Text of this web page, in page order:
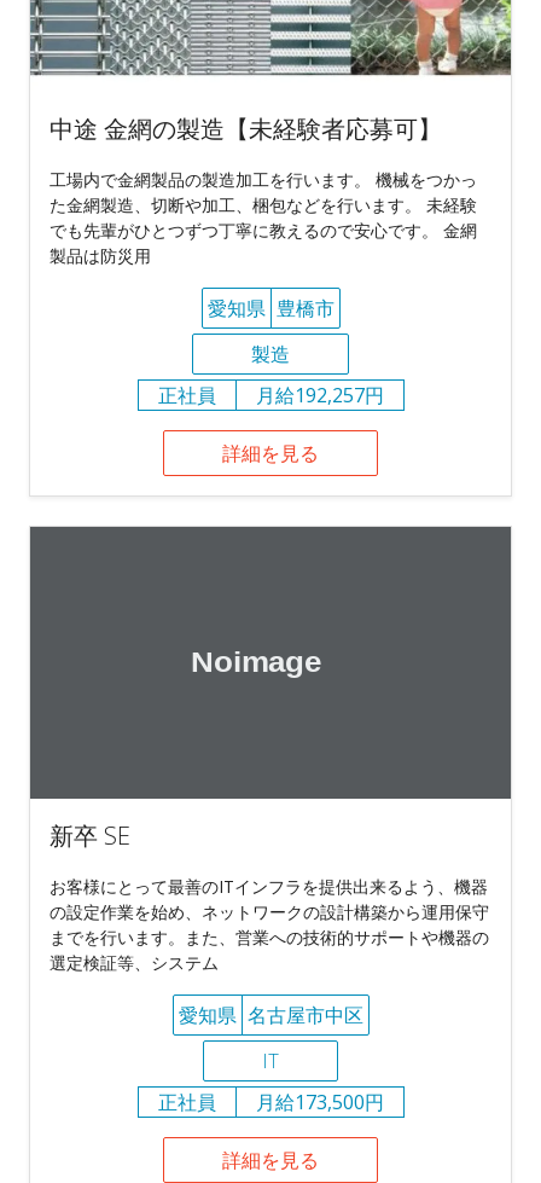
中途 金網の製造【未経験者応募可】
工場内で金網製品の製造加工を行います。 機械をつかっ
た金網製造、切断や加工、梱包などを行います。 未経験
でも先輩がひとつずつ丁寧に教えるので安心です。 金網
製品は防災用
愛知県 豊橋市
製造
正社員
月給192,257円
詳細を見る
新卒 SE
お客様にとって最善のITインフラを提供出来るよう、機器
の設定作業を始め、ネットワークの設計構築から運用保守
までを行います。また、営業への技術的サポートや機器の
選定検証等、システム
愛知県 名古屋市中区
IT
正社員
月給173,500円
詳細を見る